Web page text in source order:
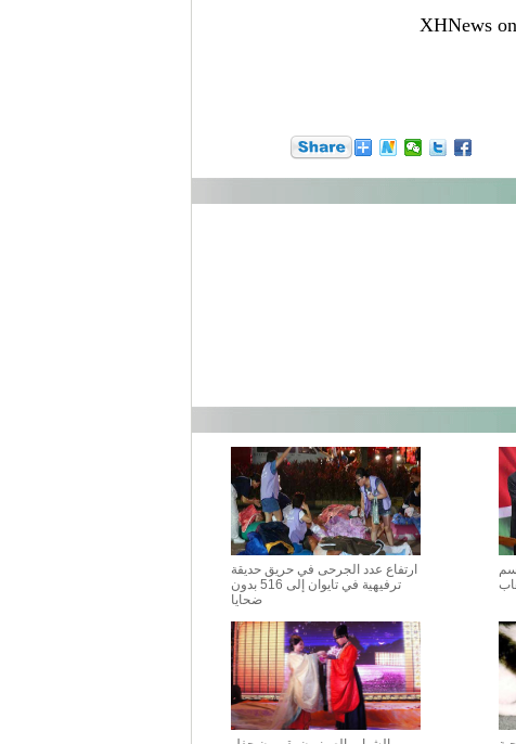
@XHNews
ارتفاع عدد الجرحى في حريق حديقة
ترفيهية في تايوان إلى 516 بدون
ضحايا